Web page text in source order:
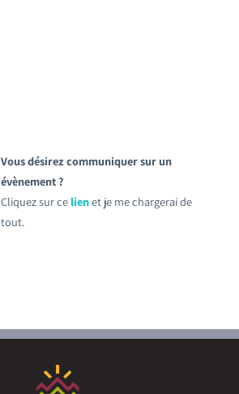
Vous désirez communiquer sur un
évènement ?
Cliquez sur ce lienet je me chargerai de
tout.